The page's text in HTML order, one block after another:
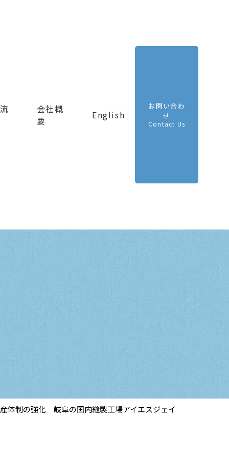
会社概
要
English
お問い合わ
せ
Contact Us
体制の強化 岐阜の国内縫製工場アイエスジェイ